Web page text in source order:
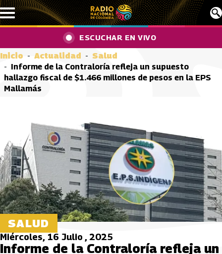
Pasar al contenido principal
ESCUCHAR EN VIVO
Inicio Actualidad
Salud
Informe de la Contraloría refleja un supuesto
hallazgo fiscal de $1.466 millones de pesos en la EPS
Mallamás
SALUD
Miércoles, 16 Julio , 2025
Informe de la Contraloría refleja un